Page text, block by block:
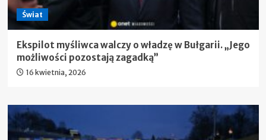
Świat
Ekspilot myśliwca walczy o władzę w Bułgarii. „Jego
możliwości pozostają zagadką”
16 kwietnia, 2026